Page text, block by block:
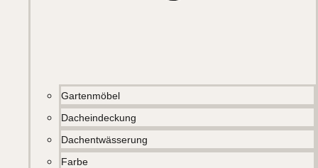
Gartenmöbel
Dacheindeckung
Dachentwässerung
Farbe